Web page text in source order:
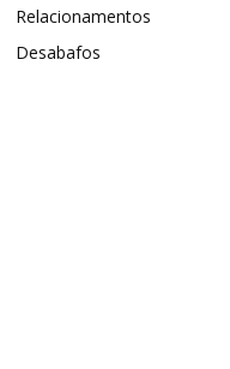
Relacionamentos
Desabafos